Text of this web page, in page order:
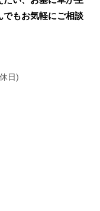
でもお気軽にご相談
日)